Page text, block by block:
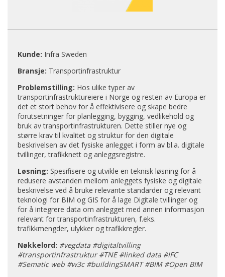
Kunde: Infra Sweden
Bransje: Transportinfrastruktur
Problemstilling: Hos ulike typer av
transportinfrastruktureiere i Norge og resten av Europa er
det et stort behov for å effektivisere og skape bedre
forutsetninger for planlegging, bygging, vedlikehold og
bruk av transportinfrastrukturen. Dette stiller nye og
større krav til kvalitet og struktur for den digitale
beskrivelsen av det fysiske anlegget i form av bl.a. digitale
tvillinger, trafikknett og anleggsregistre.
Løsning: Spesifisere og utvikle en teknisk løsning for å
redusere avstanden mellom anleggets fysiske og digitale
beskrivelse ved å bruke relevante standarder og relevant
teknologi for BIM og GIS for å lage Digitale tvillinger og
for å integrere data om anlegget med annen informasjon
relevant for transportinfrastrukturen, f.eks.
trafikkmengder, ulykker og trafikkregler.
Nøkkelord: #vegdata #digitaltvilling
#transportinfrastruktur #TNE #linked data #IFC
#Sematic web #w3c #buildingSMART #BIM #Open BIM